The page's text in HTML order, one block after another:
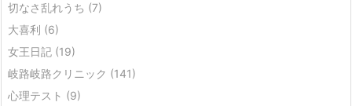
切なさ乱れうち (7)
大喜利 (6)
女王日記 (19)
岐路岐路クリニック (141)
心理テスト (9)